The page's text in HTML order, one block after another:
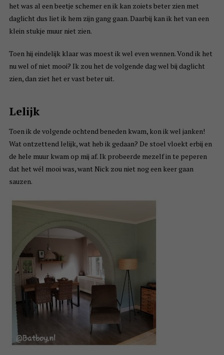
het was al een beetje schemer en ik kan zoiets beter zien met
daglicht dus liet ik hem zijn gang gaan. Daarbij kan ik het van een
klein stukje muur niet zien.
Toen hij eindelijk klaar was moest ik wel even wennen. Vond ik het
nu wel of niet mooi? Ik zou het de volgende dag wel bij daglicht
zien, dan ziet het er vast beter uit.
Lelijk
Toen ik de volgende ochtend beneden kwam, kon ik wel janken!
Wat ontzettend lelijk, wat heb ik gedaan? De stoel vloekt erbij en
de hele muur kwam op mij af. Ik probeerde mezelf in te peperen
dat het wél mooi was, want Nick zou niet nog een keer gaan
sauzen.